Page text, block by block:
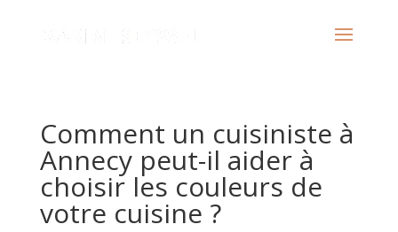
Comment un cuisiniste à
Annecy peut-il aider à
choisir les couleurs de
votre cuisine ?